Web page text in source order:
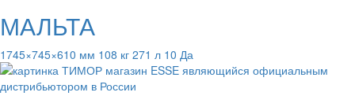
МАЛЬТА
1745×745×610 мм 108 кг 271 л 10 Да